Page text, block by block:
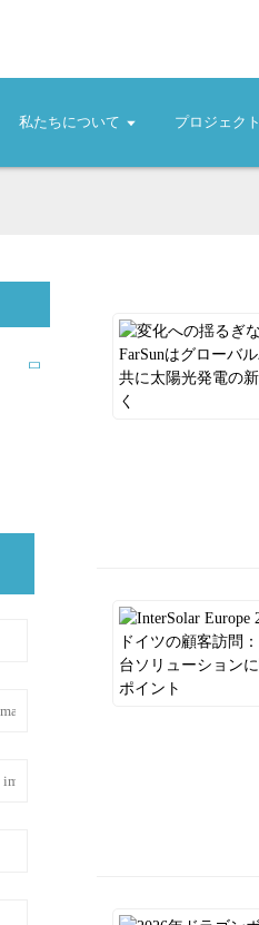
私たちについて プロジェクト